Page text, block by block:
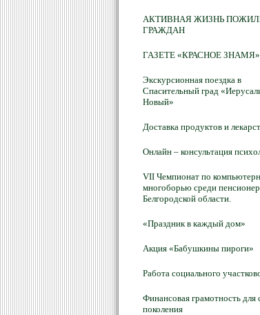
АКТИВНАЯ ЖИЗНЬ
ГРАЖДАН
ГАЗЕТЕ «КРАСНОЕ ЗНАМЯ»
Экскурсионная поездка в
Спасительный град
Новый»
Доставка продуктов и
Онлайн – консультация
VII Чемпионат по
многоборью среди
Белгородской области.
«Праздник в каждый дом»
Акция «Бабушкины пироги»
Работа социального
Финансовая грамотность для
поколения